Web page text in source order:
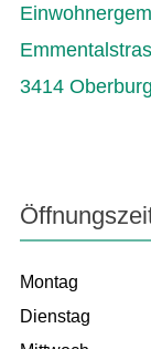
3414 Oberburg
Montag
Dienstag